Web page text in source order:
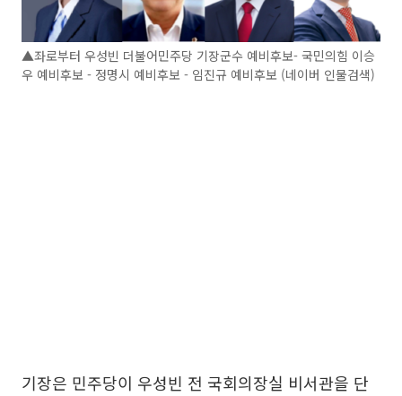
▲좌로부터 우성빈 더불어민주당 기장군수 예비후보- 국민의힘 이승
우 예비후보 - 정명시 예비후보 - 임진규 예비후보 (네이버 인물검색)
기장은 민주당이 우성빈 전 국회의장실 비서관을 단